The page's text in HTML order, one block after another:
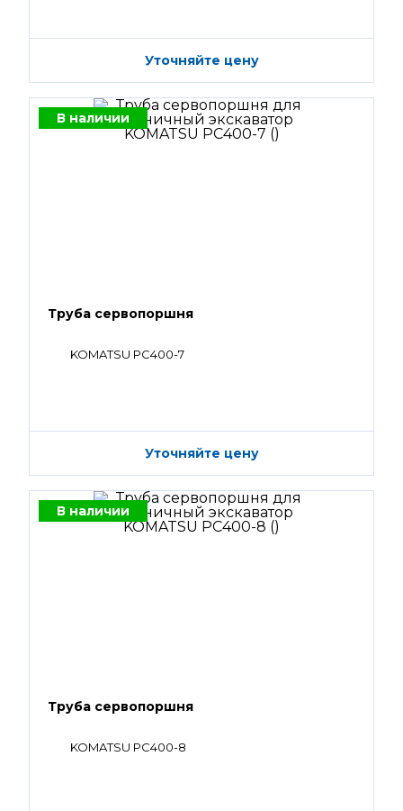
Уточняйте цену
В наличии
Труба сервопоршня
KOMATSU PC400-7
Уточняйте цену
В наличии
Труба сервопоршня
KOMATSU PC400-8